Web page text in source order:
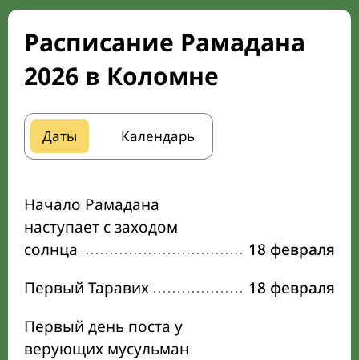
Расписание Рамадана
2026 в Коломне
Даты Календарь
Начало Рамадана
наступает с заходом
солнца
18 февраля
Первый Таравих
18 февраля
Первый день поста у
верующих мусульман